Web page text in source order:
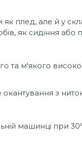
плед, але й у
як сидіння або
та м'якого
з
машинці при